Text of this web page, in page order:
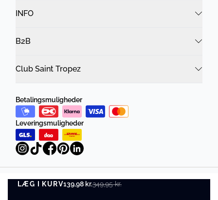
LÆG I KURV139,98 kr.349,95 kr.
LÆG I KURV
INFO
B2B
Club Saint Tropez
Betalingsmuligheder
Leveringsmuligheder
Privatlivspolitik Vilkår og betingelser